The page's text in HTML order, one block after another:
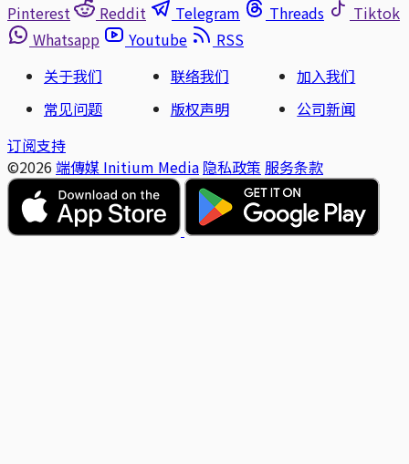
Pinterest
Reddit Telegram Threads
Tiktok
Whatsapp
Youtube
RSS
关于我们
联络我们
加入我们
常见问题
版权声明
公司新闻
订阅支持
©2026 端傳媒 Initium Media 隐私政策 服务条款